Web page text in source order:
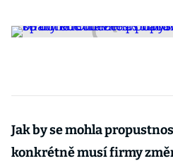
Jak by se mohla
konkrétně musí firmy